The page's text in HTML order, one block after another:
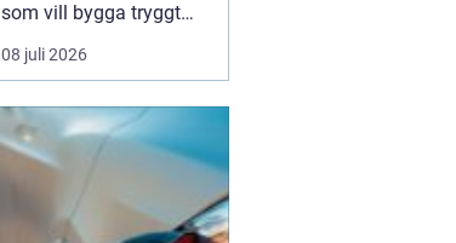
som vill bygga tryggt
och långsiktigt nära
havet. Närheten till
och bergig terräng ställer
höga krav på både p...
08 juli 2026